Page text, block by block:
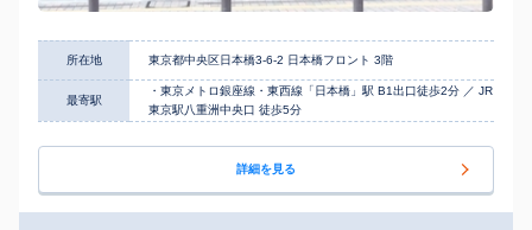
所在地 東京都中央区日本橋3-6-2 日本橋フロント 3階
最寄駅
・東京メトロ銀座線・東西線「日本橋」駅 B1出口徒歩2分 ／ JR
東京駅八重洲中央口 徒歩5分
詳細を見る